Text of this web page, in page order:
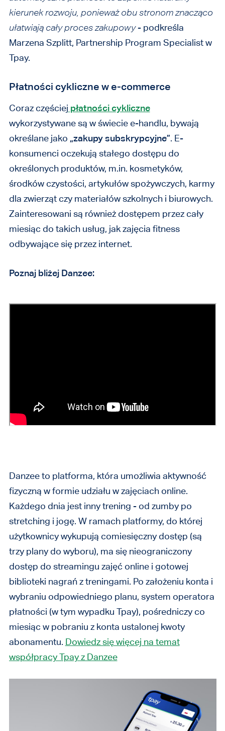
kierunek rozwoju, ponieważ obu stronom znacząco
ułatwiają cały proces zakupowy- podkreśla
Marzena Szplitt, Partnership Program Specialist w
Tpay.
Płatności cykliczne w e-commerce
Coraz częściej płatności cykliczne
wykorzystywane są w świecie e-handlu, bywają
określane jako „zakupy subskrypcyjne”. E-
konsumenci oczekują stałego dostępu do
określonych produktów, m.in. kosmetyków,
środków czystości, artykułów spożywczych, karmy
dla zwierząt czy materiałów szkolnych i biurowych.
Zainteresowani są również dostępem przez cały
miesiąc do takich usług, jak zajęcia fitness
odbywające się przez internet.
Poznaj bliżej Danzee:
Danzee to platforma, która umożliwia aktywność
fizyczną w formie udziału w zajęciach online.
Każdego dnia jest inny trening - od zumby po
stretching i jogę. W ramach platformy, do której
użytkownicy wykupują comiesięczny dostęp (są
trzy plany do wyboru), ma się nieograniczony
dostęp do streamingu zajęć online i gotowej
biblioteki nagrań z treningami. Po założeniu konta i
wybraniu odpowiedniego planu, system operatora
płatności (w tym wypadku Tpay), pośredniczy co
miesiąc w pobraniu z konta ustalonej kwoty
abonamentu. Dowiedz się więcej na temat
współpracy Tpay z Danzee